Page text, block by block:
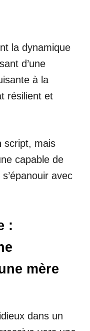
la dynamique
d’une
à la
résilient et
script, mais
capable de
avec
:
mère
dans un